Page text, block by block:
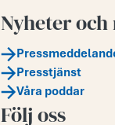
Nyheter och
Presstjänst
Våra poddar
Följ oss